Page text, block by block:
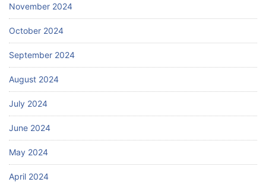
November 2024
October 2024
September 2024
August 2024
July 2024
June 2024
May 2024
April 2024